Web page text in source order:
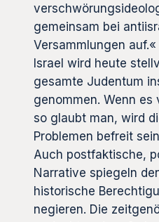
gemeinsam bei
Versammlungen auf.«
Israel wird heute
gesamte Judentum
genommen. Wenn
so glaubt man, wird
Problemen befreit
Auch postfaktische,
Narrative spiegeln
historische
negieren. Die